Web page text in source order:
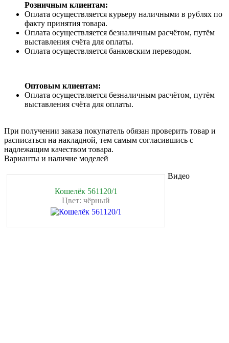
Розничным клиентам:
Оплата осуществляется курьеру наличными в рублях по
факту принятия товара.
Оплата осуществляется безналичным расчётом, путём
выставления счёта для оплаты.
Оплата осуществляется банковским переводом.
Оптовым клиентам:
Оплата осуществляется безналичным расчётом, путём
выставления счёта для оплаты.
При получении заказа покупатель обязан проверить товар и
расписаться на накладной, тем самым согласившись с
надлежащим качеством товара.
Варианты и наличие моделей
Кошелёк 561120/1
Цвет: чёрный
Видео